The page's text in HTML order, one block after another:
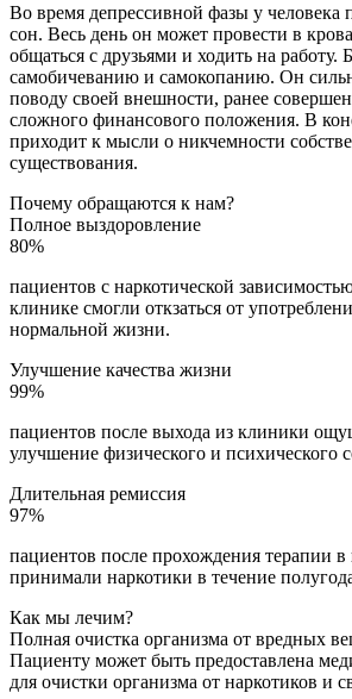
Во время депрессивной фазы у человека
сон. Весь день он может провести в
общаться с друзьями и ходить на работу.
самобичеванию и самокопанию. Он
поводу своей внешности, ранее
сложного финансового положения. В
приходит к мысли о никчемности
существования.
Почему обращаются к нам?
Полное выздоровление
80%
пациентов с наркотической
клинике смогли откзаться от
нормальной жизни.
Улучшение качества жизни
99%
пациентов после выхода из клиники
улучшение физического и психического
Длительная ремиссия
97%
пациентов после прохождения терапии
принимали наркотики в течение
Как мы лечим?
Полная очистка организма от вредных
Пациенту может быть предоставлена
для очистки организма от наркотиков и